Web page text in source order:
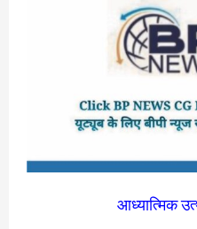
आध्यात्मिक